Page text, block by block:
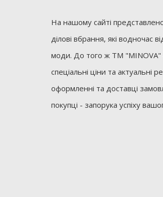
На нашому сайті
ділові вбрання, які водночас
моди. До того ж ТМ "MINOVA"
спеціальні ціни та актуальні
оформленні та доставці
покупці - запорука успіху